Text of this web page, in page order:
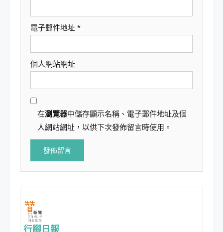
電子郵件地址 *
個人網站網址
在瀏覽器中儲存顯示名稱、電子郵件地址及個
人網站網址，以供下次發佈留言時使用。
行腳日報